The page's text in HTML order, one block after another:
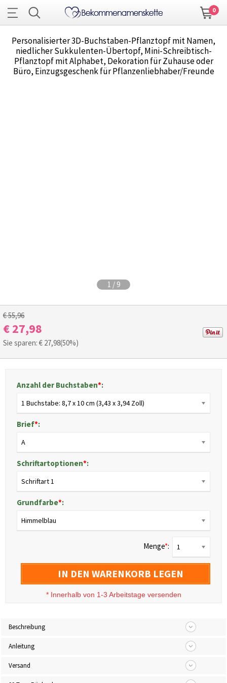
0
Personalisierter 3D-Buchstaben-Pflanztopf mit Namen,
niedlicher Sukkulenten-Übertopf, Mini-Schreibtisch-
Pflanztopf mit Alphabet, Dekoration für Zuhause oder
Büro, Einzugsgeschenk für Pflanzenliebhaber/Freunde
1 / 9
€ 55,96
€ 27,98
Sie sparen: € 27,98(50%)
Anzahl der Buchstaben*:
1 Buchstabe: 8,7 x 10 cm (3,43 x 3,94 Zoll)
Brief*:
A
Schriftartoptionen*:
Schriftart 1
Grundfarbe*:
Himmelblau
Menge*: 1
IN DEN WARENKORB LEGEN
* Innerhalb von 1-3 Arbeitstage versenden
Beschreibung
Anleitung
Versand